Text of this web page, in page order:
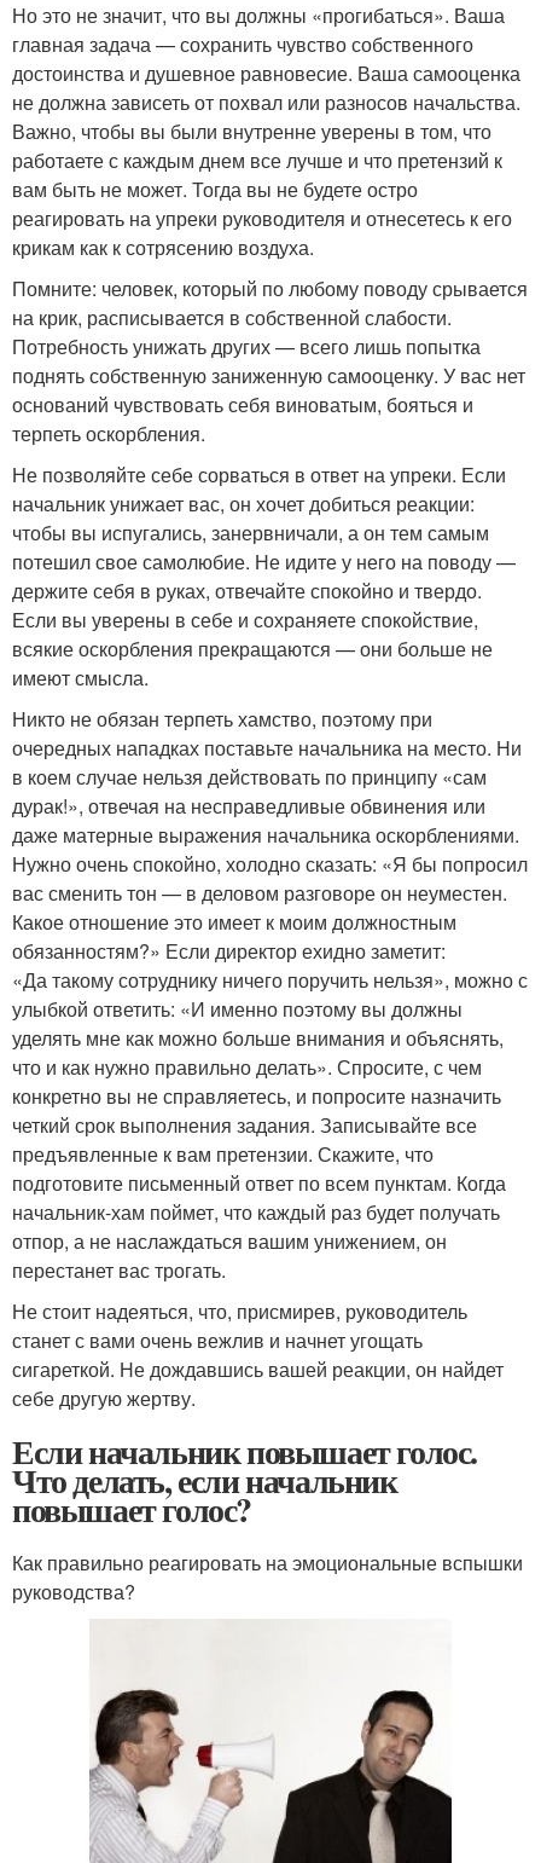
Но это не значит, что вы должны «прогибаться». Ваша
главная задача — сохранить чувство собственного
достоинства и душевное равновесие. Ваша самооценка
не должна зависеть от похвал или разносов начальства.
Важно, чтобы вы были внутренне уверены в том, что
работаете с каждым днем все лучше и что претензий к
вам быть не может. Тогда вы не будете остро
реагировать на упреки руководителя и отнесетесь к его
крикам как к сотрясению воздуха.
Помните: человек, который по любому поводу срывается
на крик, расписывается в собственной слабости.
Потребность унижать других — всего лишь попытка
поднять собственную заниженную самооценку. У вас нет
оснований чувствовать себя виноватым, бояться и
терпеть оскорбления.
Не позволяйте себе сорваться в ответ на упреки. Если
начальник унижает вас, он хочет добиться реакции:
чтобы вы испугались, занервничали, а он тем самым
потешил свое самолюбие. Не идите у него на поводу —
держите себя в руках, отвечайте спокойно и твердо.
Если вы уверены в себе и сохраняете спокойствие,
всякие оскорбления прекращаются — они больше не
имеют смысла.
Никто не обязан терпеть хамство, поэтому при
очередных нападках поставьте начальника на место. Ни
в коем случае нельзя действовать по принципу «сам
дурак!», отвечая на несправедливые обвинения или
даже матерные выражения начальника оскорблениями.
Нужно очень спокойно, холодно сказать: «Я бы попросил
вас сменить тон — в деловом разговоре он неуместен.
Какое отношение это имеет к моим должностным
обязанностям?» Если директор ехидно заметит:
«Да такому сотруднику ничего поручить нельзя», можно с
улыбкой ответить: «И именно поэтому вы должны
уделять мне как можно больше внимания и объяснять,
что и как нужно правильно делать». Спросите, с чем
конкретно вы не справляетесь, и попросите назначить
четкий срок выполнения задания. Записывайте все
предъявленные к вам претензии. Скажите, что
подготовите письменный ответ по всем пунктам. Когда
начальник-хам поймет, что каждый раз будет получать
отпор, а не наслаждаться вашим унижением, он
перестанет вас трогать.
Не стоит надеяться, что, присмирев, руководитель
станет с вами очень вежлив и начнет угощать
сигареткой. Не дождавшись вашей реакции, он найдет
себе другую жертву.
Если начальник повышает голос.
Что делать, если начальник
повышает голос?
Как правильно реагировать на эмоциональные вспышки
руководства?